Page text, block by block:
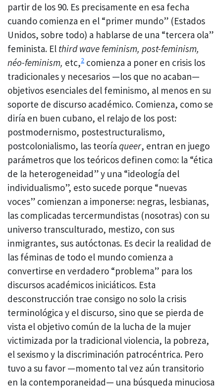
partir de los 90. Es precisamente en esa fecha
cuando comienza en el “primer mundo” (Estados
Unidos, sobre todo) a hablarse de una “tercera ola”
feminista. El third wave feminism, post-feminism,
néo-feminism, etc,2 comienza a poner en crisis los
tradicionales y necesarios —los que no acaban—
objetivos esenciales del feminismo, al menos en su
soporte de discurso académico. Comienza, como se
diría en buen cubano, el relajo de los post:
postmodernismo, postestructuralismo,
postcolonialismo, las teoría queer, entran en juego
parámetros que los teóricos definen como: la “ética
de la heterogeneidad” y una “ideología del
individualismo”, esto sucede porque “nuevas
voces” comienzan a imponerse: negras, lesbianas,
las complicadas tercermundistas (nosotras) con su
universo transculturado, mestizo, con sus
inmigrantes, sus autóctonas. Es decir la realidad de
las féminas de todo el mundo comienza a
convertirse en verdadero “problema” para los
discursos académicos iniciáticos. Esta
desconstrucción trae consigo no solo la crisis
terminológica y el discurso, sino que se pierda de
vista el objetivo común de la lucha de la mujer
victimizada por la tradicional violencia, la pobreza,
el sexismo y la discriminación patrocéntrica. Pero
tuvo a su favor —momento tal vez aún transitorio
en la contemporaneidad— una búsqueda minuciosa